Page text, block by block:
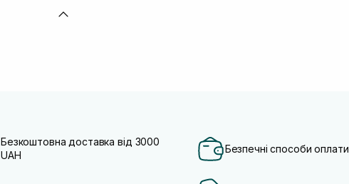
Безкоштовна доставка від 3000
UAH
Безпечні способи оплати